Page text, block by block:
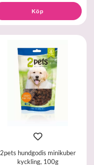
Köp
2pets hundgodis minikuber
kyckling, 100g